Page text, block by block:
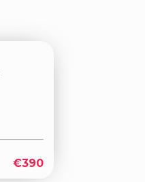
€390